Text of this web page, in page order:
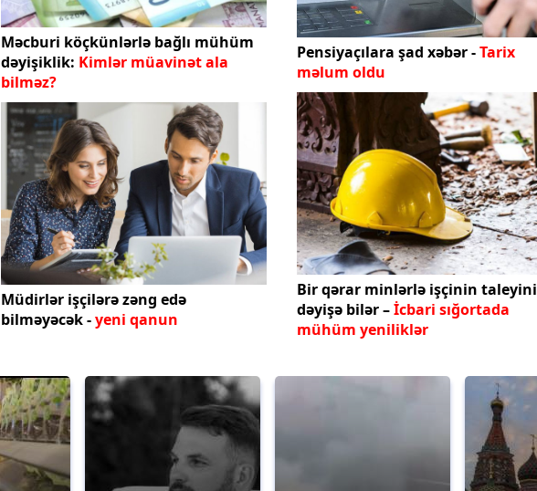
Məcburi köçkünlərlə bağlı mühüm
dəyişiklik: Kimlər müavinət ala
bilməz?
Pensiyaçılara şad xəbər -Tarix
məlum oldu
Müdirlər işçilərə zəng edə
bilməyəcək -yeni qanun
Bir qərar minlərlə işçinin taleyini
dəyişə bilər –İcbari sığortada
mühüm yeniliklər